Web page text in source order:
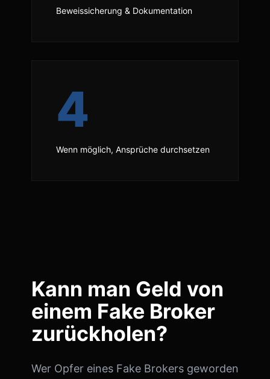
Beweissicherung & Dokumentation
4
Wenn möglich, Ansprüche durchsetzen
Kann man Geld von
einem Fake Broker
zurückholen?
Wer Opfer eines Fake Brokers geworden